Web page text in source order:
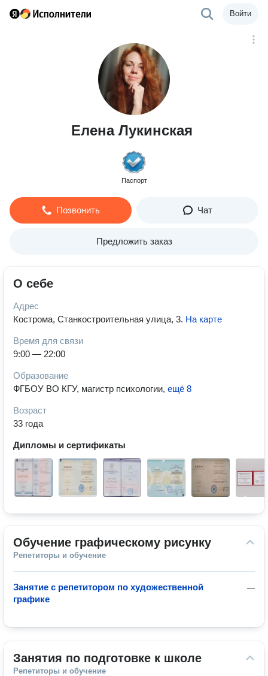
Войти
Елена Лукинская
Паспорт
Позвонить Чат
Предложить заказ
О себе
Адрес
Кострома, Станкостроительная улица, 3. На карте
Время для связи
9:00 — 22:00
Образование
ФГБОУ ВО КГУ, магистр психологии, ещё 8
Возраст
33 года
Дипломы и сертификаты
Обучение графическому рисунку
Репетиторы и обучение
—
Занятие с репетитором по художественной
графике
Занятия по подготовке к школе
Репетиторы и обучение